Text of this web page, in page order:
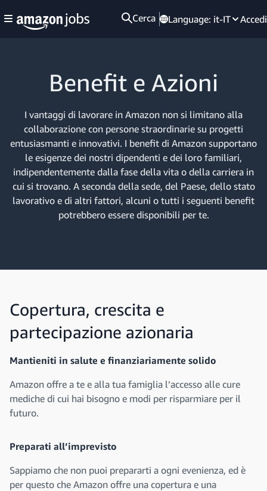
Cerca Language: it-IT Accedi
Benefit e Azioni
I vantaggi di lavorare in Amazon non si limitano alla
collaborazione con persone straordinarie su progetti
entusiasmanti e innovativi. I benefit di Amazon supportano
le esigenze dei nostri dipendenti e dei loro familiari,
indipendentemente dalla fase della vita o della carriera in
cui si trovano. A seconda della sede, del Paese, dello stato
lavorativo e di altri fattori, alcuni o tutti i seguenti benefit
potrebbero essere disponibili per te.
Copertura, crescita e
partecipazione azionaria
Mantieniti in salute e finanziariamente solido
Amazon offre a te e alla tua famiglia l’accesso alle cure
mediche di cui hai bisogno e modi per risparmiare per il
futuro.
Preparati all’imprevisto
Sappiamo che non puoi prepararti a ogni evenienza, ed è
per questo che Amazon offre una copertura e una